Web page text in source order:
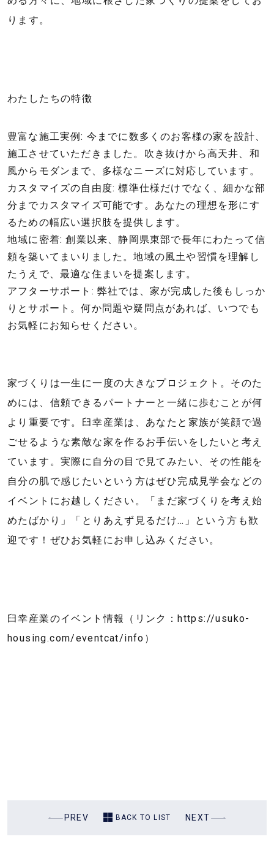
ります。
わたしたちの特徴
豊富な施工実例: 今までに数多くのお客様の家を設計、
施工させていただきました。吹き抜けから高天井、和
風からモダンまで、多様なニーズに対応しています。
カスタマイズの自由度: 標準仕様だけでなく、細かな部
分までカスタマイズ可能です。あなたの理想を形にす
るための幅広い選択肢を提供します。
地域に密着: 創業以来、静岡県東部で長年にわたって信
頼を築いてまいりました。地域の風土や習慣を理解し
たうえで、最適な住まいを提案します。
アフターサポート: 弊社では、家が完成した後もしっか
りとサポート。何か問題や疑問点があれば、いつでも
お気軽にお知らせください。
家づくりは一生に一度の大きなプロジェクト。そのた
めには、信頼できるパートナーと一緒に歩むことが何
より重要です。臼幸産業は、あなたと家族が笑顔で過
ごせるような素敵な家を作るお手伝いをしたいと考え
ています。実際に自分の目で見てみたい、その性能を
自分の肌で感じたいという方はぜひ完成見学会などの
イベントにお越しください。「まだ家づくりを考え始
めたばかり」「とりあえず見るだけ…」という方も歓
迎です！ぜひお気軽にお申し込みください。
臼幸産業のイベント情報（リンク：https://usuko-
housing.com/eventcat/info）
過
PREV BACK TO LIST
次
NEXT